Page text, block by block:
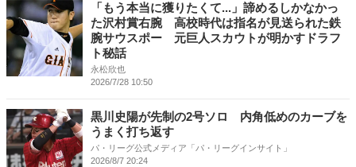
「もう本当に獲りたくて...」諦めるしかなかっ
た沢村賞右腕 高校時代は指名が見送られた鉄
腕サウスポー 元巨人スカウトが明かすドラフ
ト秘話
永松欣也
2026/7/28 10:50
黒川史陽が先制の2号ソロ 内角低めのカーブを
うまく打ち返す
パ・リーグ公式メディア「パ・リーグインサイト」
2026/8/7 20:24